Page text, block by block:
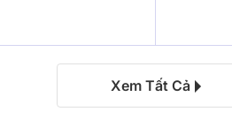
Xem Tất Cả